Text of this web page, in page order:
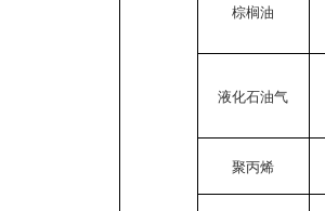
棕榈油
液化石油气
聚丙烯